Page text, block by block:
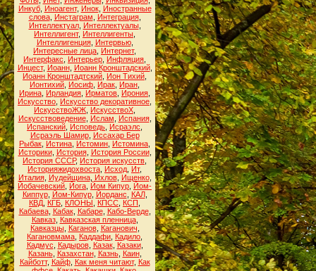
Инкуб, Иноагент, Инок, Иностранные
слова, Инстаграм Интеграция,
Интеллектуал, Интеллектуалы,
Интеллигент, Интеллигенты
Интеллигенция, Интервью,
Интересные лица Интернет,
Интерфакс
Интерьер Инфляция
Инцест, Иоанн, Иоанн Кронштадский,
Иоанн Кронштадтский Ион Тихий
Ионтихий Иосиф Ирак Иран
Ирина Ирландия Ирматов Ирония
Искусство Искусство декоративное
ИскусствоЖЖ ИскусствоХ
Искусствоведение, Ислам Испания,
Испанский Исповедь Исраэлс
Исраэль Шамир, Иссахар Бер
Рыбак Истина Истомин Истомина
Историки, История, История России,
История СССР, История искусств
Историяжидохвоста Исход Ит,
Италия, Иудейщина, Ихлов, Ищенко,
Йобачевский Йога Йом Кипур Йом-
Киппур, Йом-Кипур, Йорданс КАЛ,
КВД КГБ КЛОНЫ КПСС КСП
Кабаева, Кабак, Кабаре, Кабо-Верде,
Кавказ, Кавказская пленница,
Кавказцы, Каганов, Каганович
Кагановмама Каддафи Кадило
Кадмус
Кадыров, Казак, Казаки,
Казань, Казахстан, Казнь, Каин,
Кайботт, Кайф, Как меня читают, Как